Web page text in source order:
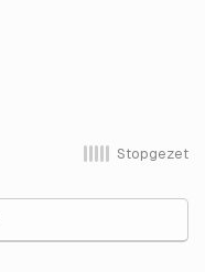
Stopgezet